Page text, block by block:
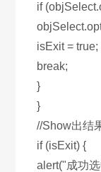
if
isExit = true;
break;
}
}
//Show出结
if (isExit) {
alert("成功